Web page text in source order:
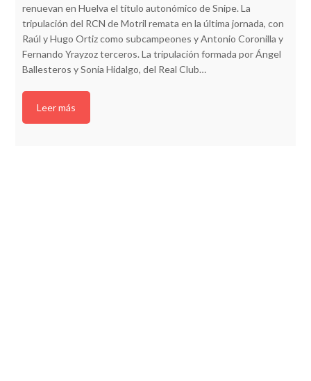
renuevan en Huelva el título autonómico de Snipe. La
tripulación del RCN de Motril remata en la última jornada, con
Raúl y Hugo Ortiz como subcampeones y Antonio Coronilla y
Fernando Yrayzoz terceros. La tripulación formada por Ángel
Ballesteros y Sonia Hidalgo, del Real Club…
Leer más